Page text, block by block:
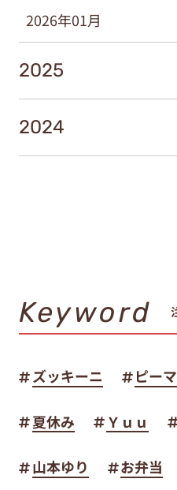
2026年01月
2025
2024
Keyword
ズッキーニ ピー
夏休み Ｙｕｕ
山本ゆり お弁当